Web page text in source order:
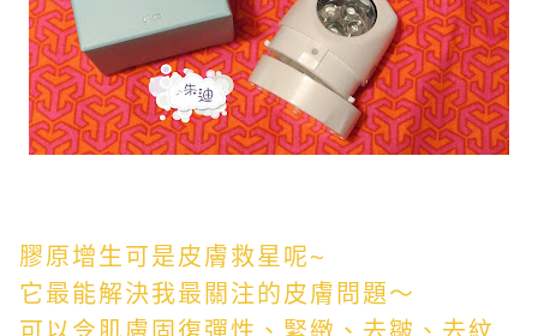
膠原增生可是皮膚救星呢~
它最能解決我最關注的皮膚問題～